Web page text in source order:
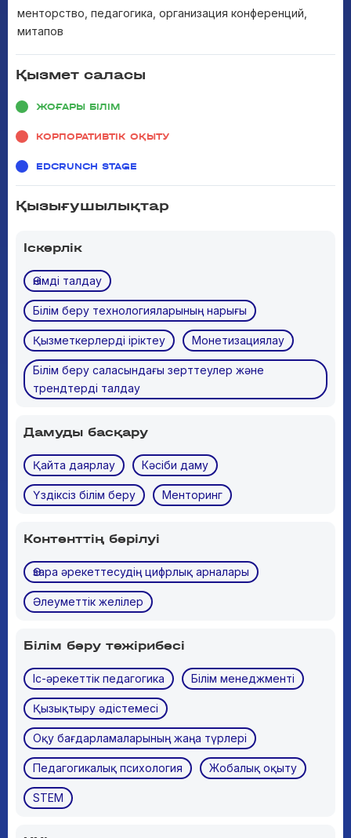
менторство, педагогика, организация конференций,
митапов
Қызмет саласы
ЖОҒАРЫ БІЛІМ
КОРПОРАТИВТІК ОҚЫТУ
EDCRUNCH STAGE
Қызығушылықтар
Іскерлік
Өнімді талдау
Білім беру технологияларының нарығы
Қызметкерлерді іріктеу Монетизациялау
Білім беру саласындағы зерттеулер және
трендтерді талдау
Дамуды басқару
Қайта даярлау Кәсіби даму
Үздіксіз білім беру Менторинг
Контенттің берілуі
Өзара әрекеттесудің цифрлық арналары
Әлеуметтік желілер
Білім беру тәжірибесі
Іс-әрекеттік педагогика Білім менеджменті
Қызықтыру әдістемесі
Оқу бағдарламаларының жаңа түрлері
Педагогикалық психология Жобалық оқыту
STEM